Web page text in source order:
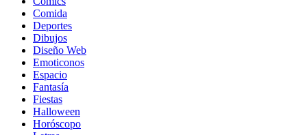
Comida
Deportes
Dibujos
Diseño Web
Emoticonos
Espacio
Fantasía
Fiestas
Halloween
Horóscopo